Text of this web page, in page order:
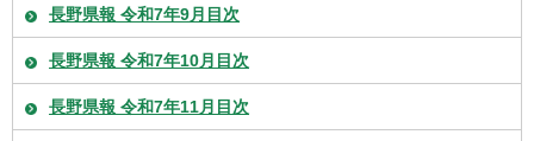
長野県報 令和7年9月目次
長野県報 令和7年10月目次
長野県報 令和7年11月目次